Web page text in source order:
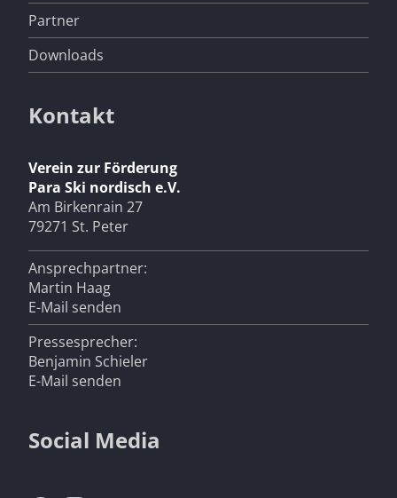
Partner
Downloads
Kontakt
Verein zur Förderung
Para Ski nordisch e.V.
Am Birkenrain 27
79271 St. Peter
Ansprechpartner:
Martin Haag
E-Mail senden
Pressesprecher:
Benjamin Schieler
E-Mail senden
Social Media